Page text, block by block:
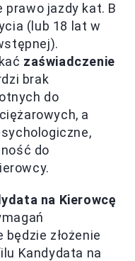
jazdy kat. B
(lub 18 lat w
zaświadczenie
brak
do
a
do
na Kierowcę
złożenie
Kandydata na